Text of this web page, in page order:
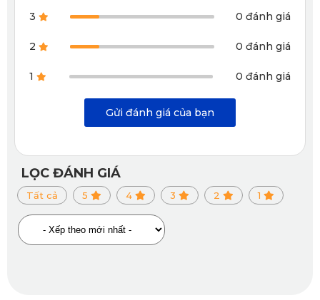
Thiết kế đáy chống trượt Knitted Backing
2.4. Hoa văn sang trọng, dễ vệ sinh
Thảm được thiết kế với hoa văn kim cương cao cấp, tạo
3 0 đánh giá
2 0 đánh giá
1 0 đánh giá
Gửi đánh giá của bạn
LỌC ĐÁNH GIÁ
Tất cả 5 4 3 2 1